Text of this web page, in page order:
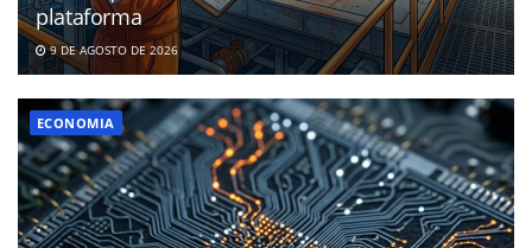
plataforma
9 DE AGOSTO DE 2026
ECONOMIA